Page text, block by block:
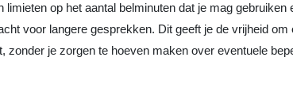
limieten op het aantal belminuten dat je mag gebruiken
voor langere gesprekken. Dit geeft je de vrijheid om
zonder je zorgen te hoeven maken over eventuele